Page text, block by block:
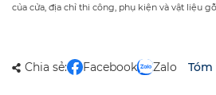
của cửa, địa chỉ thi công, phụ kiện và vật liệu
Chia sẻ: Facebook Zalo Tóm